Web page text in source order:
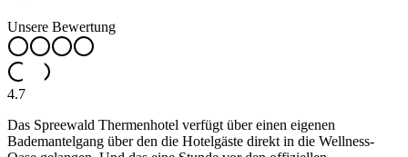
Unsere Bewertung
4.7
Das Spreewald Thermenhotel verfügt über einen eigenen
Bademantelgang über den die Hotelgäste direkt in die Wellness-